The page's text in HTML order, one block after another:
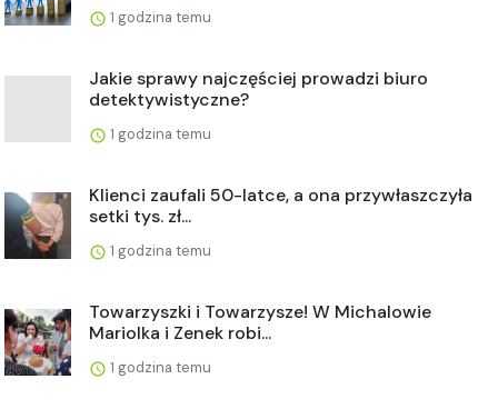
1 godzina temu
Jakie sprawy najczęściej prowadzi biuro
detektywistyczne?
1 godzina temu
Klienci zaufali 50-latce, a ona przywłaszczyła
setki tys. zł...
1 godzina temu
Towarzyszki i Towarzysze! W Michalowie
Mariolka i Zenek robi...
1 godzina temu